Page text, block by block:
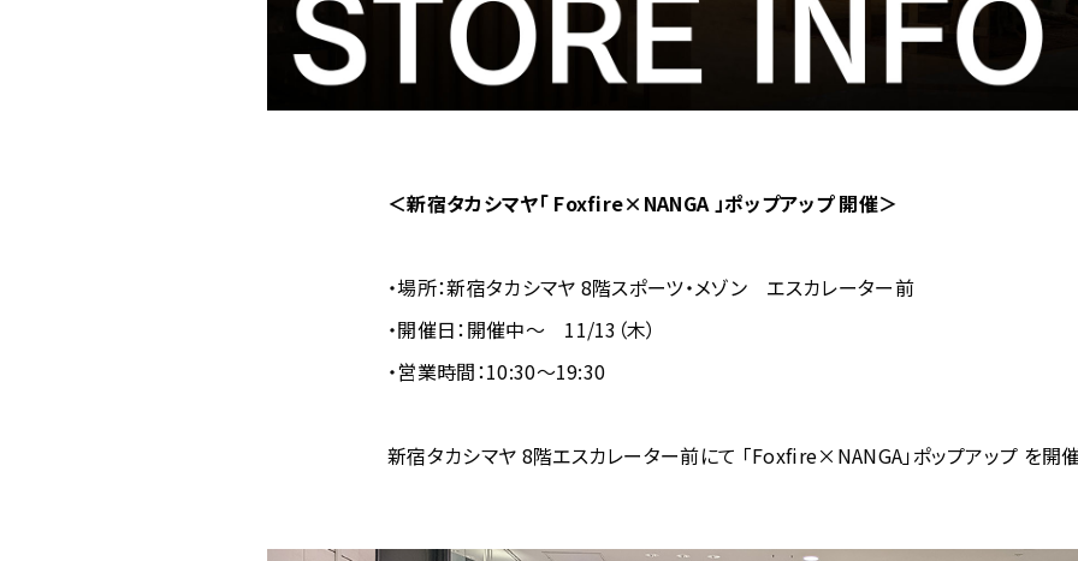
＜新宿タカシマヤ「 Foxfire×NANGA 」ポップアップ 開催＞
・場所：新宿タカシマヤ 8階スポーツ・メゾン エスカレーター前
・開催日：開催中～ 11/13（木）
・営業時間：10:30～19:30
新宿タカシマヤ 8階エスカレーター前にて 「Foxfire×NANGA」ポップアップ を開